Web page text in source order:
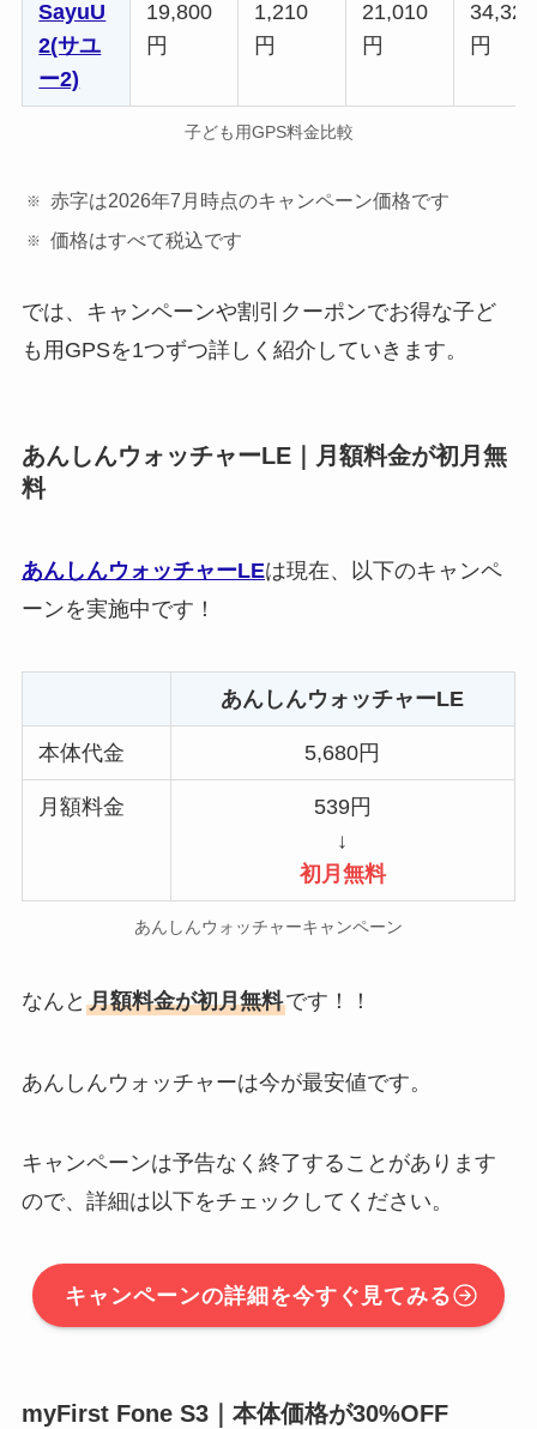
SayuU
2(サユ
ー2)
19,800
円
1,210
円
21,010
円
34,320
円
子ども用GPS料金比較
赤字は2026年7月時点のキャンペーン価格です
価格はすべて税込です
では、キャンペーンや割引クーポンでお得な子ど
も用GPSを1つずつ詳しく紹介していきます。
あんしんウォッチャーLE｜月額料金が初月無
料
あんしんウォッチャーLEは現在、以下のキャンペ
ーンを実施中です！
あんしんウォッチャーLE
本体代金 5,680円
月額料金
539円
↓
初月無料
あんしんウォッチャーキャンペーン
なんと 月額料金が初月無料です！！
あんしんウォッチャーは今が最安値です。
キャンペーンは予告なく終了することがあります
ので、詳細は以下をチェックしてください。
キャンペーンの詳細を今すぐ見てみる
myFirst Fone S3｜本体価格が30%OFF